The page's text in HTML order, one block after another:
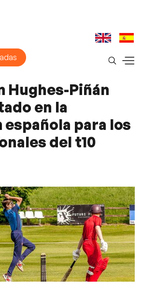
Hughes-Piñán
en la
para los
del t10